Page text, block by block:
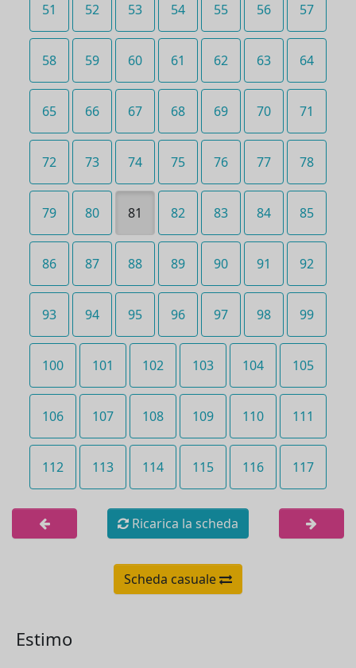
51 52 53 54 55 56 57
58 59 60 61 62 63 64
65 66 67 68 69 70 71
72 73 74 75 76 77 78
79 80 81 82 83 84 85
86 87 88 89 90 91 92
93 94 95 96 97 98 99
100 101 102 103 104 105
106 107 108 109 110 111
112 113 114 115 116 117
Ricarica la scheda
Scheda casuale
Estimo